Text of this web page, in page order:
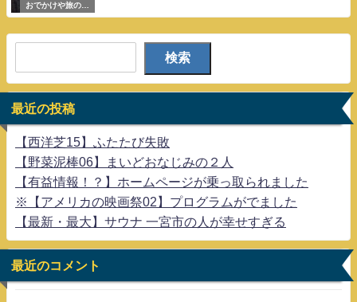
おでかけや旅の参
考
検索
最近の投稿
【西洋芝15】ふたたび失敗
【野菜泥棒06】まいどおなじみの２人
【有益情報！？】ホームページが乗っ取られました
※【アメリカの映画祭02】プログラムがでました
【最新・最大】サウナ 一宮市の人が幸せすぎる
最近のコメント